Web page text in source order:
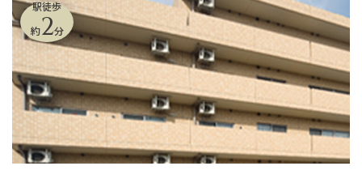
駅徒歩
約2分